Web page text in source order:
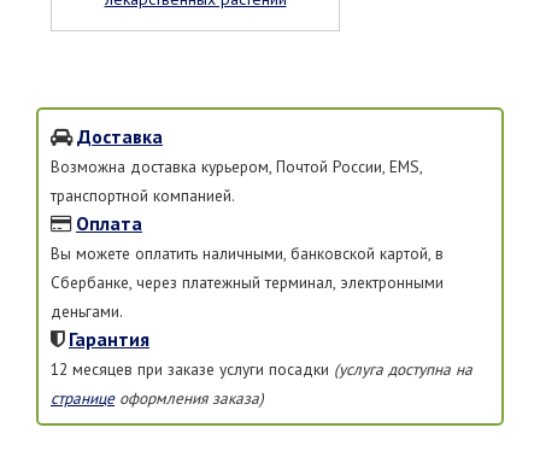
Доставка
Возможна доставка курьером, Почтой России, EMS,
транспортной компанией.
Оплата
Вы можете оплатить наличными, банковской картой, в
Сбербанке, через платежный терминал, электронными
деньгами.
Гарантия
12 месяцев при заказе услуги посадки (услуга доступна на
страницеоформления заказа)